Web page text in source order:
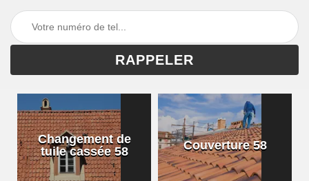
Changement de
tuile cassée 58
Couverture 58